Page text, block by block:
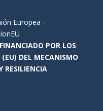
Europea -
POR LOS
DEL MECANISMO
RESILIENCIA